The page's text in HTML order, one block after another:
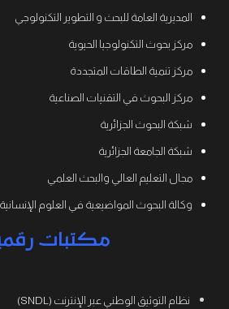
المديرية العامة للبحث و التطوير التكنولوجي
مركز بحوث التكنولوجيا الحيوية
مركز تنمية الطاقات المتجددة
مركز البحوث في التقنيات الصناعية
شبكة البحوث الجزائرية
شبكة الجامعة الجزائرية
مجال التعليم العالي والبحث العلمي
وكالة البحوث المواضيعية في العلوم
مكتبات
نظام التوثيق الوطني عبر الإنترنت (SNDL)